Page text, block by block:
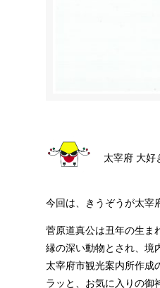
太宰府 大好
今回は、きうぞうが太宰
菅原道真公は丑年の生ま
縁の深い動物とされ、境
太宰府市観光案内所作成
ラッと、お気に入りの御